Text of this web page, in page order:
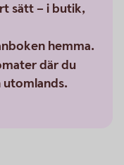
sätt – i butik,
hemma.
där du
utomlands.